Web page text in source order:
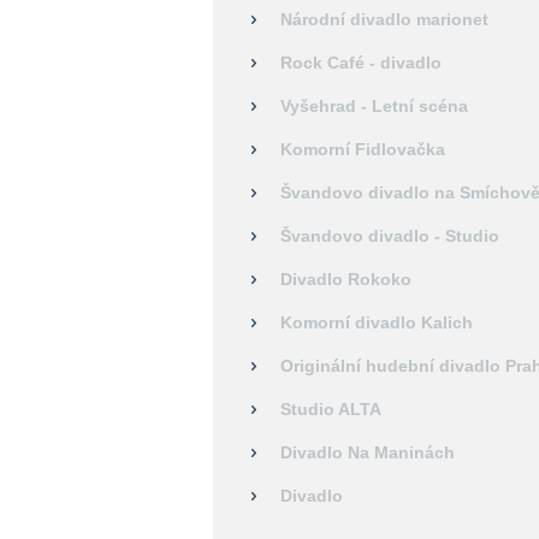
Národní divadlo marionet
Rock Café - divadlo
Vyšehrad - Letní scéna
Komorní Fidlovačka
Švandovo divadlo na Smíchově
Švandovo divadlo - Studio
Divadlo Rokoko
Komorní divadlo Kalich
Originální hudební divadlo
Studio ALTA
Divadlo Na Maninách
Divadlo